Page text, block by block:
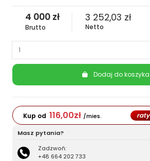
4 000 zł
Brutto
3 252,03 zł
Netto
Dodaj do koszyka
Kup od 116,00zł /mies. raty
Masz pytania?
Zadzwoń:
+48 664 202 733